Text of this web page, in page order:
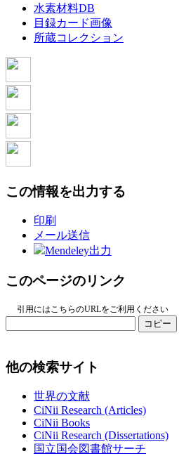
水素材料DB
目録カード画像
所蔵コレクション
この情報を出力する
印刷
メール送信
Mendeley出力
このページのリンク
引用にはこちらのURLをご利用ください
コピー
他の検索サイト
世界の文献
CiNii Research (Articles)
CiNii Books
CiNii Research (Dissertations)
国立国会図書館サーチ